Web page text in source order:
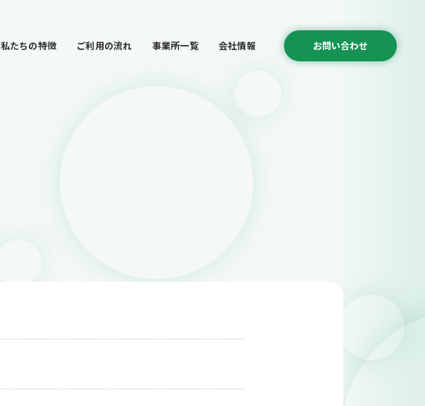
私たちの特徴 ご利用の流れ 事業所一覧 会社情報 お問い合わせ